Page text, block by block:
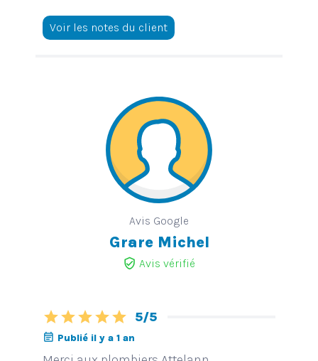
Voir les notes du client
Avis Google
Grare Michel
verified_user Avis vérifié
starstarstarstarstar 5/5
event_note Publié il y a 1 an